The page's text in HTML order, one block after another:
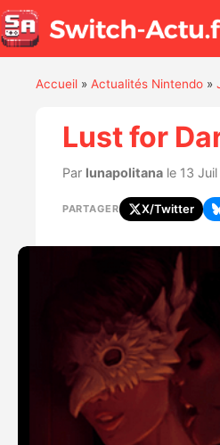
Accueil» Actualités Nintendo»
Lust for
Par lunapolitanale 13 Juil
PARTAGER X/Twitter